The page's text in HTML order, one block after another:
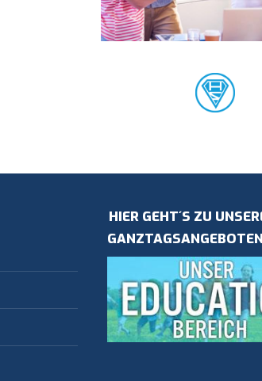
HIER GEHT´S ZU
GANZTAGSANGEBOTEN